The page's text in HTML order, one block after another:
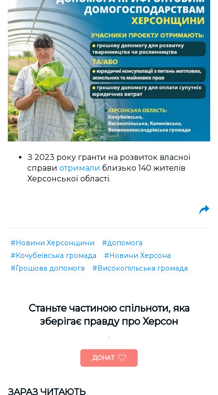
З 2023 року гранти на розвиток власної
справи отримали близько 140 жителів
Херсонської області.
#Новини Херсонщини
#допомога
#Кочубеївська громада
#Новини Херсона
#Грошова допомога
#Високопільська громада
Cтаньте частиною спільноти, яка
зберігає правду про Херсон
ДОНАТ
ЗАРАЗ ЧИТАЮТЬ